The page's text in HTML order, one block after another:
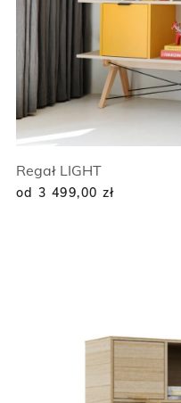
Regał LIGHT
od 3 499,00 zł